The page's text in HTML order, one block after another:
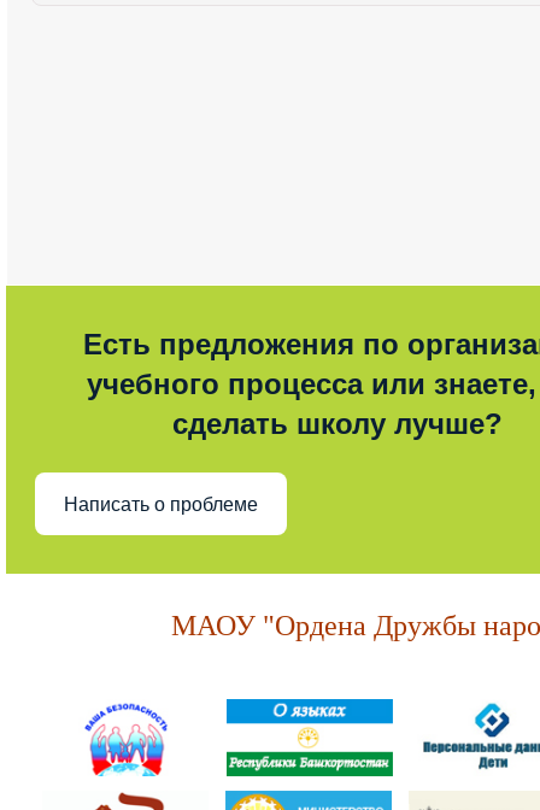
Есть предложения по
учебного процесса или знаете,
сделать школу лучше?
Написать о проблеме
МАОУ "Ордена Дружбы